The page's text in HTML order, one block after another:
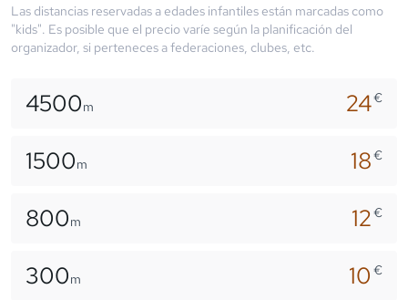
Las distancias reservadas a edades infantiles están marcadas como
"kids". Es posible que el precio varíe según la planificación del
organizador, si perteneces a federaciones, clubes, etc.
4500m 24€
1500m 18€
800m 12€
300m 10€